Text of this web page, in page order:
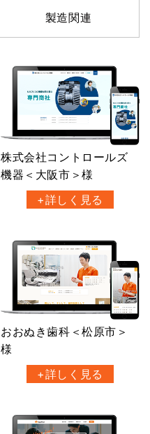
製造関連
株式会社コントロールズ
機器＜大阪市＞様
+詳しく見る
おおぬき歯科＜松原市＞
様
+詳しく見る